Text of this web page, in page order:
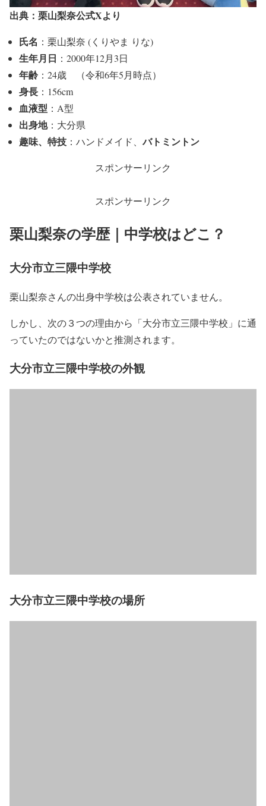
出典：栗山梨奈公式Xより
氏名 ：栗山梨奈 (くりやま りな)
生年月日 ：2000年12月3日
年齢 ：24歳 （令和6年5月時点）
身長 ：156cm
血液型 ：A型
出身地：大分県
趣味、特技 ：ハンドメイド、バトミントン
スポンサーリンク
スポンサーリンク
栗山梨奈の学歴｜中学校はどこ？
大分市立三隈中学校
栗山梨奈さんの出身中学校は公表されていません。
しかし、次の３つの理由から「大分市立三隈中学校」に通
っていたのではないかと推測されます。
大分市立三隈中学校の外観
大分市立三隈中学校の場所